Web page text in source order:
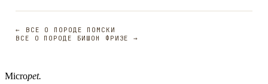
← ВСЕ О ПОРОДЕ ПОМСКИ
ВСЕ О ПОРОДЕ БИШОН ФРИЗЕ →
Micropet.